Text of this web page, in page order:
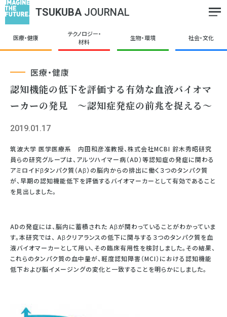
TSUKUBA JOURNAL
医療・健康
テクノロジー・
材料
生物・環境 社会・文化
医療・健康
認知機能の低下を評価する有効な血液バイオマ
ーカーの発見 ～認知症発症の前兆を捉える～
2019.01.17
筑波大学 医学医療系 内田和彦准教授、株式会社MCBI 鈴木秀昭研究
員らの研究グループは、アルツハイマー病（AD）等認知症の発症に関わる
アミロイドβタンパク質（Aβ）の脳内からの排出に働く３つのタンパク質
が、早期の認知機能低下を評価するバイオマーカーとして有効であること
を見出しました。
ADの発症には、脳内に蓄積された Aβが関わっていることがわかっていま
す。本研究では、 Aβクリアランスの低下に関与する３つのタンパク質を血
液バイオマーカーとして用い、その臨床有用性を検討しました。その結果、
これらのタンパク質の血中量が、軽度認知障害（MCI）における認知機能
低下および脳イメージングの変化と一致することを明らかにしました。